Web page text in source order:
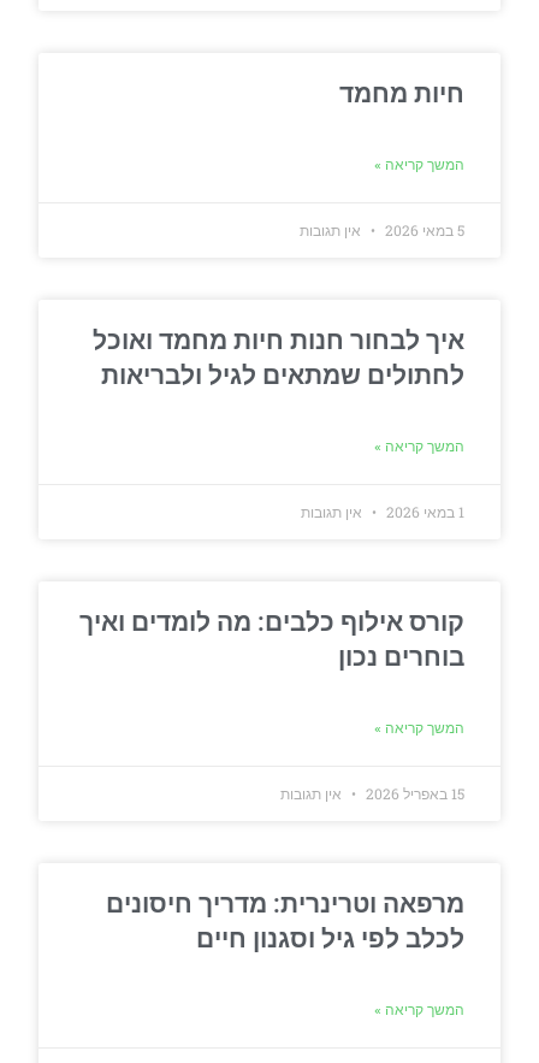
חיות מחמד
המשך קריאה »
5 במאי 2026 אין תגובות
איך לבחור חנות חיות מחמד ואוכל
לחתולים שמתאים לגיל ולבריאות
המשך קריאה »
1 במאי 2026 אין תגובות
קורס אילוף כלבים: מה לומדים ואיך
בוחרים נכון
המשך קריאה »
15 באפריל 2026 אין תגובות
מרפאה וטרינרית: מדריך חיסונים
לכלב לפי גיל וסגנון חיים
המשך קריאה »